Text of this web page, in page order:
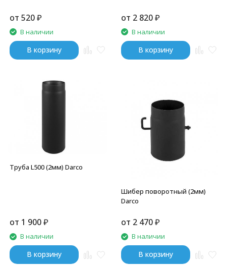
от 520₽
В наличии
В корзину
от 2 820₽
В наличии
В корзину
Труба L500 (2мм) Darco
от 1 900₽
В наличии
В корзину
Шибер поворотный (2мм)
Darco
от 2 470₽
В наличии
В корзину